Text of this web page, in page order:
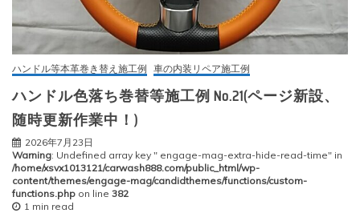
ハンドル等本革巻き替え施工例 車の内装リペア施工例
ハンドル色落ち巻替等施工例 No.21(ページ新設、
随時更新作業中！)
2026年7月23日
Warning: Undefined array key " engage-mag-extra-hide-read-time" in
/home/xsvx1013121/carwash888.com/public_html/wp-
content/themes/engage-mag/candidthemes/functions/custom-
functions.php on line 382
1 min read